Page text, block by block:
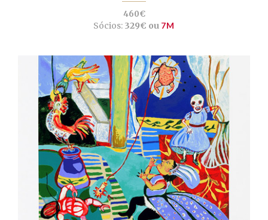
460€
Sócios: 329€ ou 7M